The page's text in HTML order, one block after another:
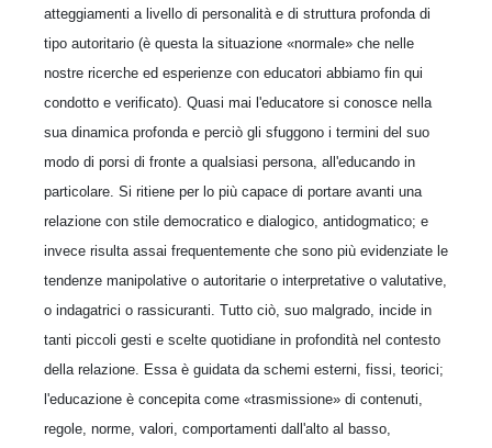
atteggiamenti a livello di personalità e di struttura profonda di
tipo autoritario (è questa la situazione «normale» che nelle
nostre ricerche ed esperienze con educatori abbiamo fin qui
condotto e verificato). Quasi mai l'educatore si conosce nella
sua dinamica profonda e perciò gli sfuggono i termini del suo
modo di porsi di fronte a qualsiasi persona, all'educando in
particolare. Si ritiene per lo più capace di portare avanti una
relazione con stile democratico e dialogico, antidogmatico; e
invece risulta assai frequentemente che sono più evidenziate le
tendenze manipolative o autoritarie o interpretative o valutative,
o indagatrici o rassicuranti. Tutto ciò, suo malgrado, incide in
tanti piccoli gesti e scelte quotidiane in profondità nel contesto
della relazione. Essa è guidata da schemi esterni, fissi, teorici;
l'educazione è concepita come «trasmissione» di contenuti,
regole, norme, valori, comportamenti dall'alto al basso,